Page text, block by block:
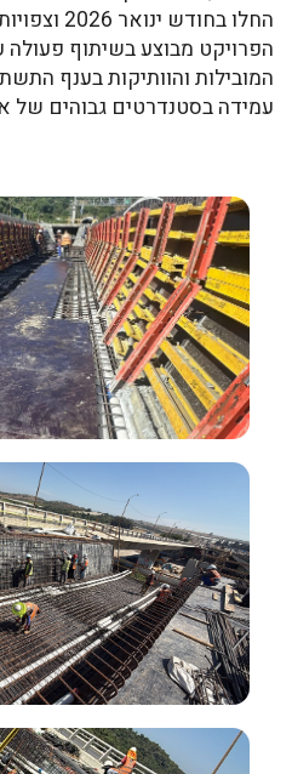
הפרויקט מבוצע בשיתוף פעולה
המובילות והוותיקות בענף
עמידה בסטנדרטים גבוהים של